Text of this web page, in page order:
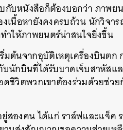
กับหนังสือก็ต้องบอกว่า ภาพย
เนื้อหายังคงครบถ้วนนักวิจา
ำให้ภาพยนตร์น่าสนใจยิ่งขึ้น
มต้นจากอุบัติเหตุเครื่องบินตก
นักบินที่ได้รับบาดเจ็บสาหัสแ
ดชีวิตพวกเขาต้องร่วมด้วยช่ว
สองคนได้แก่ราล์ฟและแจ็ค